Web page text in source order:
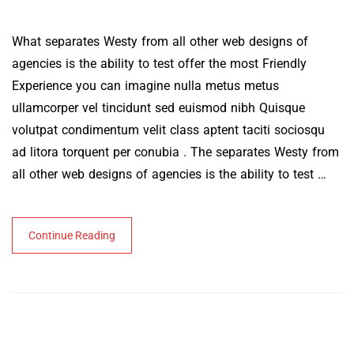
What separates Westy from all other web designs of
agencies is the ability to test offer the most Friendly
Experience you can imagine nulla metus metus
ullamcorper vel tincidunt sed euismod nibh Quisque
volutpat condimentum velit class aptent taciti sociosqu
ad litora torquent per conubia . The separates Westy from
all other web designs of agencies is the ability to test …
Continue Reading